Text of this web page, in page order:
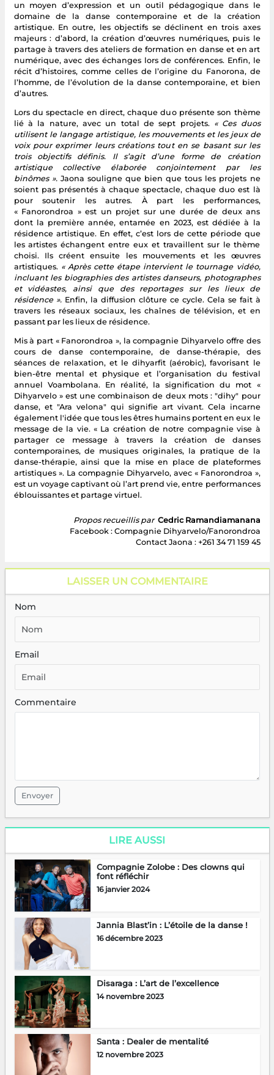
un moyen d’expression et un outil pédagogique dans le
domaine de la danse contemporaine et de la création
artistique. En outre, les objectifs se déclinent en trois axes
majeurs : d’abord, la création d’œuvres numériques, puis le
partage à travers des ateliers de formation en danse et en art
numérique, avec des échanges lors de conférences. Enfin, le
récit d’histoires, comme celles de l’origine du Fanorona, de
l’homme, de l’évolution de la danse contemporaine, et bien
d’autres.
Lors du spectacle en direct, chaque duo présente son thème
lié à la nature, avec un total de sept projets. « Ces duos
utilisent le langage artistique, les mouvements et les jeux de
voix pour exprimer leurs créations tout en se basant sur les
trois objectifs définis. Il s’agit d’une forme de création
artistique collective élaborée conjointement par les
binômes ».Jaona souligne que bien que tous les projets ne
soient pas présentés à chaque spectacle, chaque duo est là
pour soutenir les autres. À part les performances,
« Fanorondroa » est un projet sur une durée de deux ans
dont la première année, entamée en 2023, est dédiée à la
résidence artistique. En effet, c’est lors de cette période que
les artistes échangent entre eux et travaillent sur le thème
choisi. Ils créent ensuite les mouvements et les œuvres
artistiques. « Après cette étape intervient le tournage vidéo,
incluant les biographies des artistes danseurs, photographes
et vidéastes, ainsi que des reportages sur les lieux de
résidence ». Enfin, la diffusion clôture ce cycle. Cela se fait à
travers les réseaux sociaux, les chaînes de télévision, et en
passant par les lieux de résidence.
Mis à part « Fanorondroa », la compagnie Dihyarvelo offre des
cours de danse contemporaine, de danse-thérapie, des
séances de relaxation, et le dihyarfit (aérobic), favorisant le
bien-être mental et physique et l’organisation du festival
annuel Voambolana. En réalité, la signification du mot «
Dihyarvelo » est une combinaison de deux mots : "dihy" pour
danse, et "Ara velona" qui signifie art vivant. Cela incarne
également l'idée que tous les êtres humains portent en eux le
message de la vie. « La création de notre compagnie vise à
partager ce message à travers la création de danses
contemporaines, de musiques originales, la pratique de la
danse-thérapie, ainsi que la mise en place de plateformes
artistiques ». La compagnie Dihyarvelo, avec « Fanorondroa »,
est un voyage captivant où l’art prend vie, entre performances
éblouissantes et partage virtuel.
Propos recueillis par Cedric Ramandiamanana
Facebook : Compagnie Dihyarvelo/Fanorondroa
Contact Jaona : +261 34 71 159 45
LAISSER UN COMMENTAIRE
Nom
Email
Commentaire
Envoyer
LIRE AUSSI
Compagnie Zolobe : Des clowns qui
font réfléchir
16 janvier 2024
Jannia Blast’in : L’étoile de la danse !
16 décembre 2023
Disaraga : L’art de l’excellence
14 novembre 2023
Santa : Dealer de mentalité
12 novembre 2023